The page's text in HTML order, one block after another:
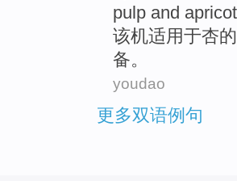
pulp and apricot
该机适用于杏的
备。
youdao
更多双语例句